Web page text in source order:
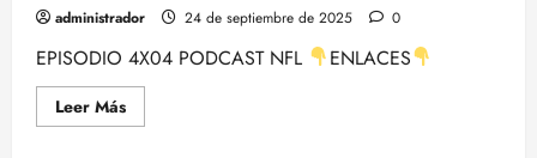
administrador 24 de septiembre de 2025 0
EPISODIO 4X04 PODCAST NFL ENLACES
Leer MásLeer
más